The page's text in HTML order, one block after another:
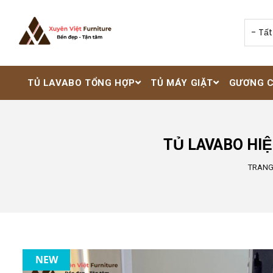
TỦ LAVABO TỔNG HỢP TỦ MÁY GIẶT GƯƠNG
TỦ LAVABO
NEW